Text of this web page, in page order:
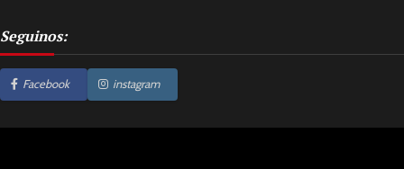
Seguinos:
Facebook instagram